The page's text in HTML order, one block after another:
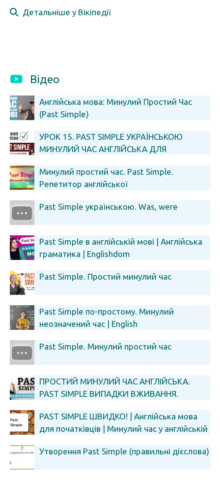
Детальніше у Вікіпедії
Відео
Англійська мова: Минулий Простий Час
(Past Simple)
УРОК 15. PAST SIMPLE УКРАЇНСЬКОЮ
МИНУЛИЙ ЧАС АНГЛІЙСЬКА ДЛЯ
Минулий простий час. Past Simple.
Репетитор англійської
Past Simple українською. Was, were
Past Simple в англійській мові | Англійська
граматика | Englishdom
Past Simple. Простий минулий час
Past Simple по-простому. Минулий
неозначений час | English
Past Simple. Минулий простий час
ПРОСТИЙ МИНУЛИЙ ЧАС АНГЛІЙСЬКА.
PAST SIMPLE ВИПАДКИ ВЖИВАННЯ.
PAST SIMPLE ШВИДКО! | Англійська мова
для початківців | Минулий час у англійській
Утворення Past Simple (правильні дієслова)